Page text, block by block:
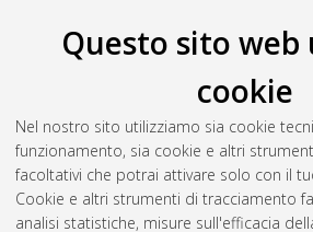
Questo sito web
cookie
Nel nostro sito utilizziamo sia cookie
funzionamento, sia cookie e altri
facoltativi che potrai attivare solo con il
Cookie e altri strumenti di tracciamento
analisi statistiche, misure sull'efficacia
the Bologna Case Study.[Laurea
Bologna, Corso di Studio in Civil
Documento full-text non disponibile